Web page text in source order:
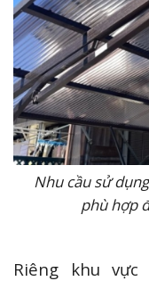
Nhu cầu sử
phù hợp
Riêng khu